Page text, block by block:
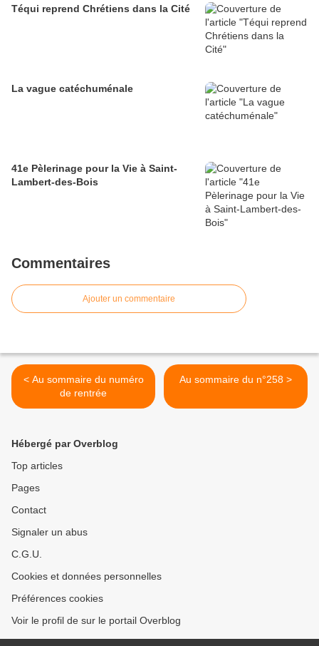
Téqui reprend Chrétiens dans la Cité
La vague catéchuménale
41e Pèlerinage pour la Vie à Saint-
Lambert-des-Bois
Commentaires
Ajouter un commentaire
< Au sommaire du numéro
de rentrée
Au sommaire du n°258 >
Hébergé par Overblog
Top articles
Pages
Contact
Signaler un abus
C.G.U.
Cookies et données personnelles
Préférences cookies
Voir le profil de sur le portail Overblog